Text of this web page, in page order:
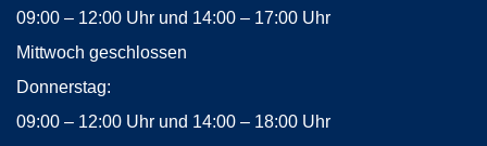
09:00 – 12:00 Uhr und 14:00 – 17:00 Uhr
Mittwoch geschlossen
Donnerstag:
09:00 – 12:00 Uhr und 14:00 – 18:00 Uhr